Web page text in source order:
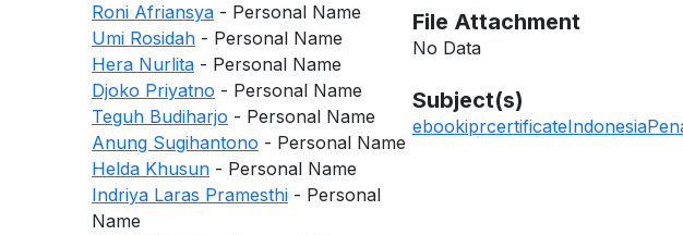
Roni Afriansya - Personal Name
Umi Rosidah - Personal Name
Hera Nurlita - Personal Name
Djoko Priyatno - Personal Name
Teguh Budiharjo - Personal Name
Anung Sugihantono - Personal Name
Helda Khusun - Personal Name
Indriya Laras Pramesthi - Personal
Name
File Attachment
No Data
Subject(s)
ebookiprcertificateIndonesia